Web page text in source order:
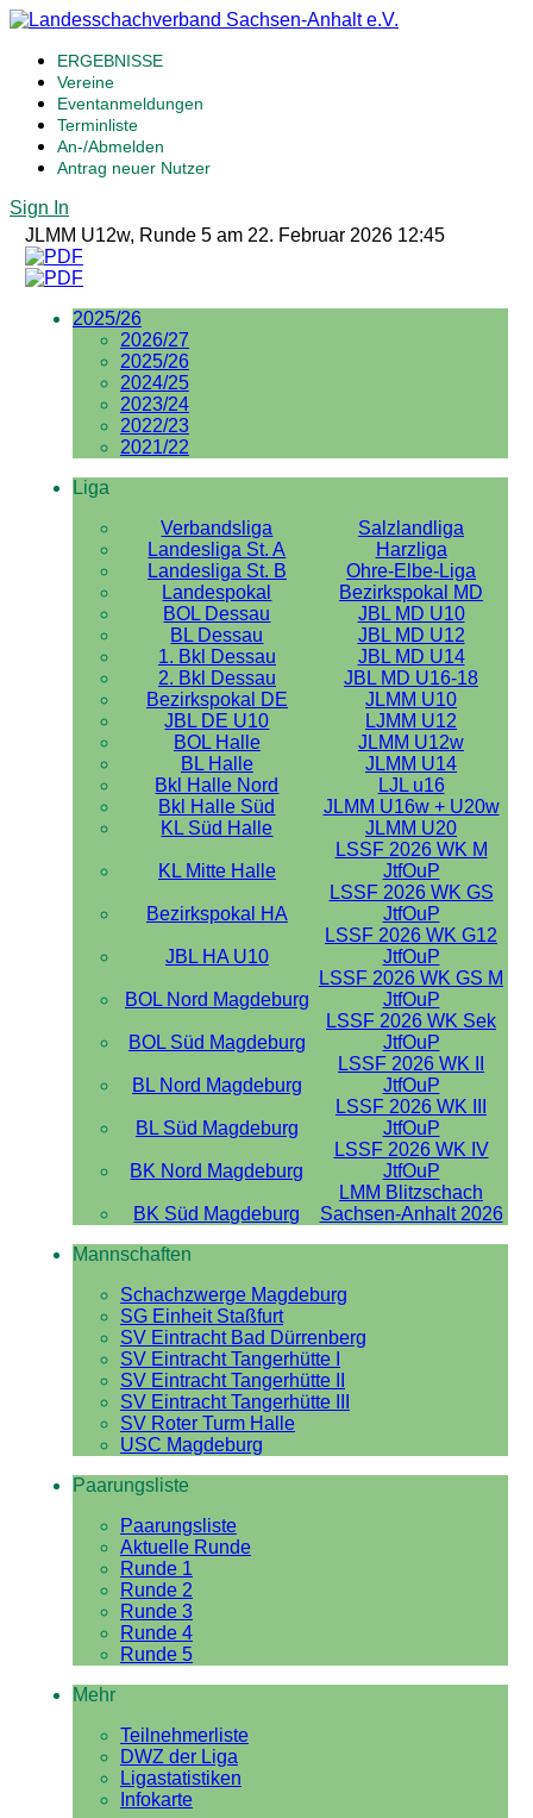
ERGEBNISSE
Vereine
Eventanmeldungen
Terminliste
An-/Abmelden
Antrag neuer Nutzer
Sign In
JLMM U12w, Runde 5 am 22. Februar 2026 12:45
2025/26
2026/27
2025/26
2024/25
2023/24
2022/23
2021/22
Liga
Verbandsliga
Salzlandliga
Landesliga St. A
Harzliga
Landesliga St. B
Ohre-Elbe-Liga
Landespokal
Bezirkspokal MD
BOL Dessau
JBL MD U10
BL Dessau
JBL MD U12
1. Bkl Dessau
JBL MD U14
2. Bkl Dessau
JBL MD U16-18
Bezirkspokal DE
JLMM U10
JBL DE U10
LJMM U12
BOL Halle
JLMM U12w
BL Halle
JLMM U14
Bkl Halle Nord
LJL u16
Bkl Halle Süd
JLMM U16w + U20w
KL Süd Halle
JLMM U20
KL Mitte Halle
LSSF 2026 WK M
JtfOuP
Bezirkspokal HA
LSSF 2026 WK GS
JtfOuP
JBL HA U10
LSSF 2026 WK G12
JtfOuP
BOL Nord Magdeburg
LSSF 2026 WK GS M
JtfOuP
BOL Süd Magdeburg
LSSF 2026 WK Sek
JtfOuP
BL Nord Magdeburg
LSSF 2026 WK II
JtfOuP
BL Süd Magdeburg
LSSF 2026 WK III
JtfOuP
BK Nord Magdeburg
LSSF 2026 WK IV
JtfOuP
BK Süd Magdeburg
LMM Blitzschach
Sachsen-Anhalt 2026
Mannschaften
Schachzwerge Magdeburg
SG Einheit Staßfurt
SV Eintracht Bad Dürrenberg
SV Eintracht Tangerhütte I
SV Eintracht Tangerhütte II
SV Eintracht Tangerhütte III
SV Roter Turm Halle
USC Magdeburg
Paarungsliste
Paarungsliste
Aktuelle Runde
Runde 1
Runde 2
Runde 3
Runde 4
Runde 5
Mehr
Teilnehmerliste
DWZ der Liga
Ligastatistiken
Infokarte